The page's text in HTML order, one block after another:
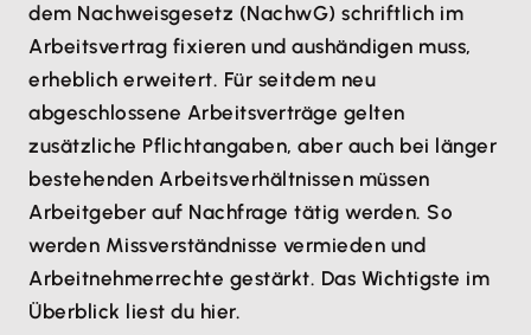
dem Nachweisgesetz (NachwG) schriftlich im
Arbeitsvertrag fixieren und aushändigen muss,
erheblich erweitert. Für seitdem neu
abgeschlossene Arbeitsverträge gelten
zusätzliche Pflichtangaben, aber auch bei länger
bestehenden Arbeitsverhältnissen müssen
Arbeitgeber auf Nachfrage tätig werden. So
werden Missverständnisse vermieden und
Arbeitnehmerrechte gestärkt. Das Wichtigste im
Überblick liest du hier.